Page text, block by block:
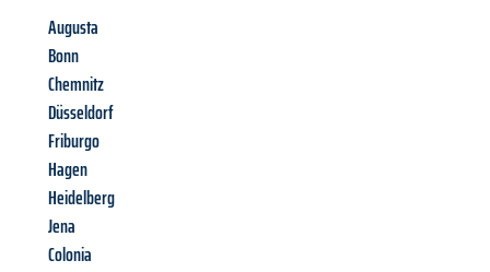
Augusta
Bonn
Chemnitz
Düsseldorf
Friburgo
Hagen
Heidelberg
Jena
Colonia